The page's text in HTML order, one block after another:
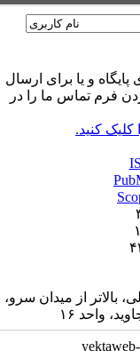
و یا برای ارسال
فرم تماس ما را در
کنید.
بالاتر از میدان سرو،